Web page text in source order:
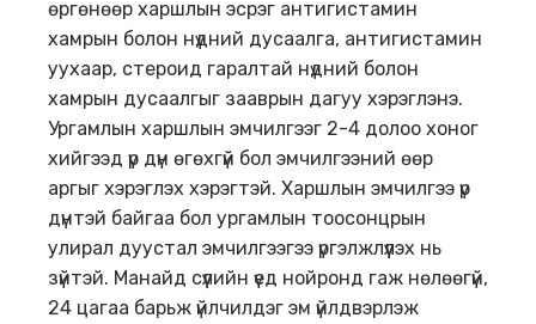
өргөнөөр харшлын эсрэг антигистамин
хамрын болон нүдний дусаалга, антигистамин
уухаар, стероид гаралтай нүдний болон
хамрын дусаалгыг зааврын дагуу хэрэглэнэ.
Ургамлын харшлын эмчилгээг 2-4 долоо хоног
хийгээд үр дүн өгөхгүй бол эмчилгээний өөр
аргыг хэрэглэх хэрэгтэй. Харшлын эмчилгээ үр
дүнтэй байгаа бол ургамлын тоосонцрын
улирал дуустал эмчилгээгээ үргэлжлүүлэх нь
зүйтэй. Манайд сүүлийн үед нойронд гаж нөлөөгүй,
24 цагаа барьж үйлчилдэг эм үйлдвэрлэж